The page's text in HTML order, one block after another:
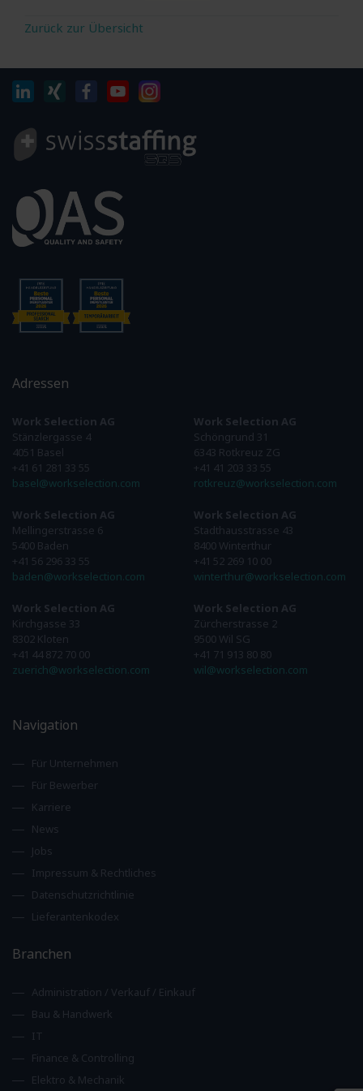
Zurück zur Übersicht
Adressen
Work Selection AG
Stänzlergasse 4
4051 Basel
+41 61 281 33 55
basel@workselection.com
Work Selection AG
Mellingerstrasse 6
5400 Baden
+41 56 296 33 55
baden@workselection.com
Work Selection AG
Kirchgasse 33
8302 Kloten
+41 44 872 70 00
zuerich@workselection.com
Work Selection AG
Schöngrund 31
6343 Rotkreuz ZG
+41 41 203 33 55
rotkreuz@workselection.com
Work Selection AG
Stadthausstrasse 43
8400 Winterthur
+41 52 269 10 00
winterthur@workselection.com
Work Selection AG
Zürcherstrasse 2
9500 Wil SG
+41 71 913 80 80
wil@workselection.com
Navigation
Für Unternehmen
Für Bewerber
Karriere
News
Jobs
Impressum & Rechtliches
Datenschutzrichtlinie
Lieferantenkodex
Branchen
Administration / Verkauf / Einkauf
Bau & Handwerk
IT
Finance & Controlling
Elektro & Mechanik